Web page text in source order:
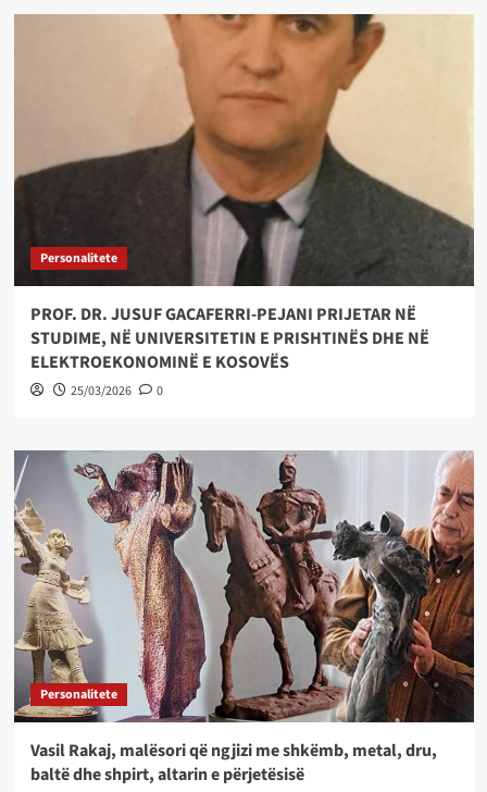
Personalitete
PROF. DR. JUSUF GACAFERRI-PEJANI PRIJETAR NË
STUDIME, NË UNIVERSITETIN E PRISHTINËS DHE NË
ELEKTROEKONOMINË E KOSOVËS
25/03/2026 0
Personalitete
Vasil Rakaj, malësori që ngjizi me shkëmb, metal, dru,
baltë dhe shpirt, altarin e përjetësisë